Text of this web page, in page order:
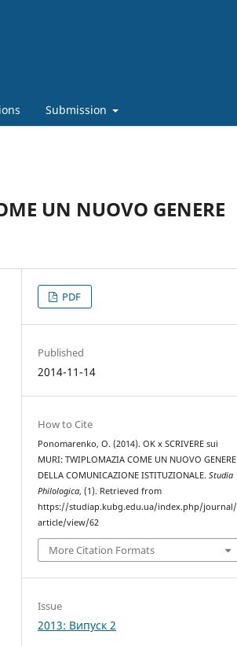
Submission
UN NUOVO GENERE
PDF
Published
2014-11-14
How to Cite
Ponomarenko, O. (2014). OK x SCRIVERE sui
MURI: TWIPLOMAZIA COME UN NUOVO GENERE
DELLA COMUNICAZIONE ISTITUZIONALE.Studia
Philologica, (1). Retrieved from
https://studiap.kubg.edu.ua/index.php/journal/
article/view/62
More Citation Formats
Issue
2013: Випуск 2